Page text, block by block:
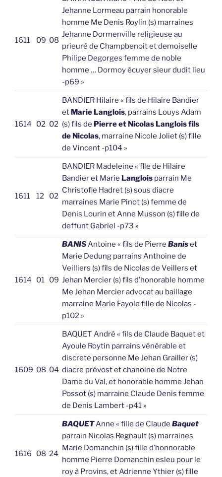
1611 09 08
Jehanne Lormeau parrain honorable
homme Me Denis Roylin (s) marraines
Jehanne Dormenville religieuse au
prieuré de Champbenoit et demoiselle
Philipe Degorges femme de noble
homme … Dormoy écuyer sieur dudit lieu
-p69 »
1614 02 02
BANDIER Hilaire « fils de Hilaire Bandier
et Marie Langlois, parrains Louys Adam
(s) fils de Pierre et Nicolas Langlois fils
de Nicolas, marraine Nicole Joliet (s) fille
de Vincent -p104 »
1611 12 02
BANDIER Madeleine « flle de Hilaire
Bandier et Marie Langlois parrain Me
Christofle Hadret (s) sous diacre
marraines Marie Pinot (s) femme de
Denis Lourin et Anne Musson (s) fille de
deffunt Gabriel -p73 »
1614 01 09
BANISAntoine « fils de Pierre Baniset
Marie Dedung parrains Anthoine de
Veilliers (s) fils de Nicolas de Veillers et
Jehan Mercier (s) fils d’honorable homme
Me Jehan Mercier advocat au baillage
marraine Marie Fayole fille de Nicolas -
p102 »
1609 08 04
BAQUET André « fils de Claude Baquet et
Ayoule Roytin parrains vénérable et
discrete personne Me Jehan Grailler (s)
diacre prévost et chanoine de Notre
Dame du Val, et honorable homme Jehan
Possot (s) marraine Claude Denis femme
de Denis Lambert -p41 »
1616 08 24
BAQUETAnne « fille de Claude Baquet
parrain Nicolas Regnault (s) marraines
Marie Domanchin (s) fille d’honnorable
homme Pierre Domanchin esleu pour le
roy à Provins, et Adrienne Ythier (s) fille